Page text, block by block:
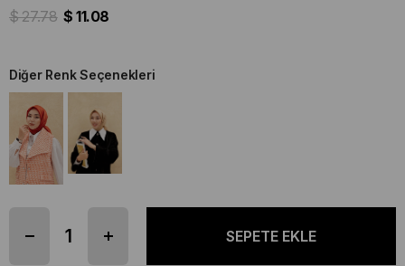
$ 27.78 $ 11.08
Diğer Renk Seçenekleri